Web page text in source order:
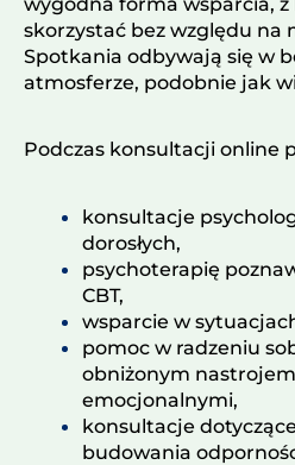
skorzystać bez względu na
Spotkania odbywają się w
atmosferze, podobnie jak
Podczas konsultacji online
konsultacje
dorosłych,
psychoterapię
CBT,
wsparcie w
pomoc w radzeniu
obniżonym
emocjonalnymi,
konsultacje
budowania